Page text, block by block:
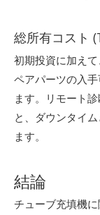
総所有コスト
初期投資に加え
ペアパーツの入
ます。リモート
と、ダウンタイ
ます。
結論
チューブ充填機